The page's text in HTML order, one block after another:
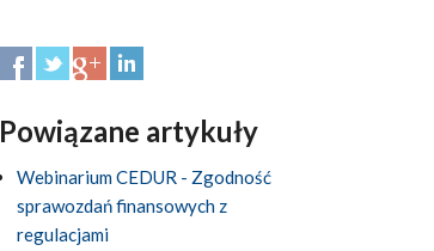
Powiązane artykuły
Webinarium CEDUR - Zgodność
sprawozdań finansowych z
regulacjami